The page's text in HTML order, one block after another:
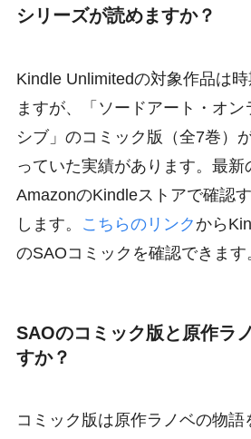
シリーズが読めますか？
Kindle Unlimitedの対象作品は
ますが、「ソードアート・オン
シブ」のコミック版（全7巻）
っていた実績があります。最新
AmazonのKindleストアで確認
します。
こちらのリンクから
のSAOコミックを確認できます
SAOのコミック版と原作ラ
すか？
コミック版は原作ラノベの物語